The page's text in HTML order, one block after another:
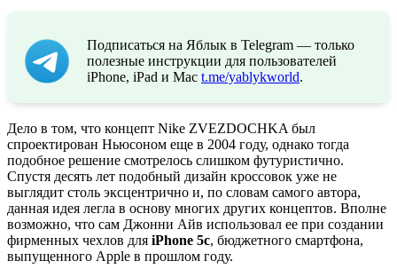
Подписаться на Яблык в Telegram — только
полезные инструкции для пользователей
iPhone, iPad и Mac t.me/yablykworld.
Дело в том, что концепт Nike ZVEZDOCHKA был
спроектирован Ньюсоном еще в 2004 году, однако тогда
подобное решение смотрелось слишком футуристично.
Спустя десять лет подобный дизайн кроссовок уже не
выглядит столь эксцентрично и, по словам самого автора,
данная идея легла в основу многих других концептов. Вполне
возможно, что сам Джонни Айв использовал ее при создании
фирменных чехлов для iPhone 5c, бюджетного смартфона,
выпущенного Apple в прошлом году.